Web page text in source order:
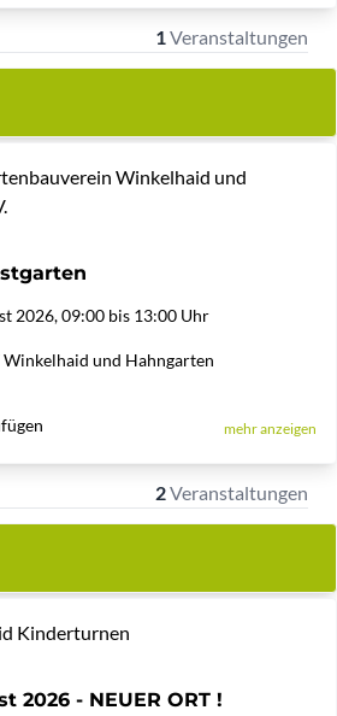
1Veranstaltungen
Winkelhaid und
2026, 09:00 bis 13:00 Uhr
Winkelhaid und Hahngarten
mehr anzeigen
2Veranstaltungen
Kinderturnen
2026 - NEUER ORT !